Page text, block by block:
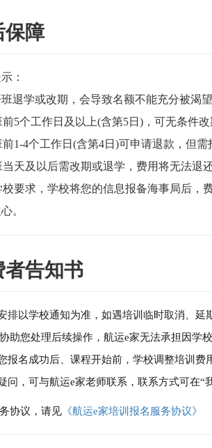
保障
：
退学或改期，会导致名额不能充分被渴
前5个工作日及以上(含第5日)，可无条件
前1-4个工作日(含第4日)可申请退款，但
当天及以后需改期或退学，费用将无法退
校要求，学校将您的信息报备海事局后，
。
者告知书
排以学校通知为准，如遇培训临时取消、
助您处理后续操作，航运e家无法承担因学
报名成功后、课程开始前，学校调整培训
问，可与航运e家老师联系，联系方式可在
协议，请见 《航运e家培训报名服务协议》